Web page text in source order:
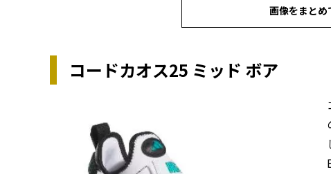
画像をまとめ
コードカオス25 ミッド ボア